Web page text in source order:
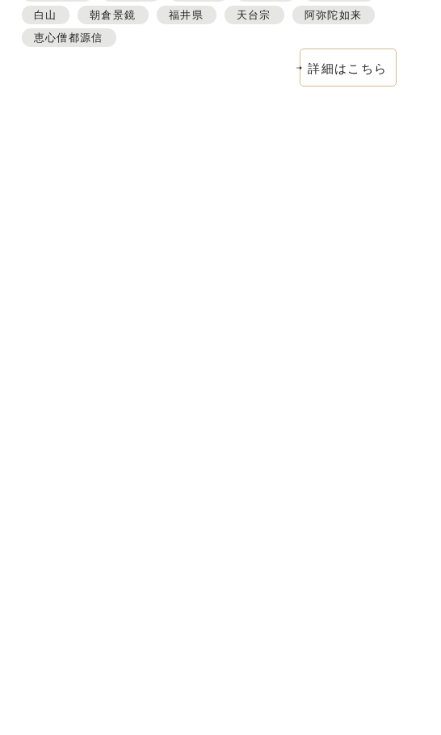
白山
朝倉景鏡 福井県 天台宗
阿弥陀如来
恵心僧都源信
詳細はこちら